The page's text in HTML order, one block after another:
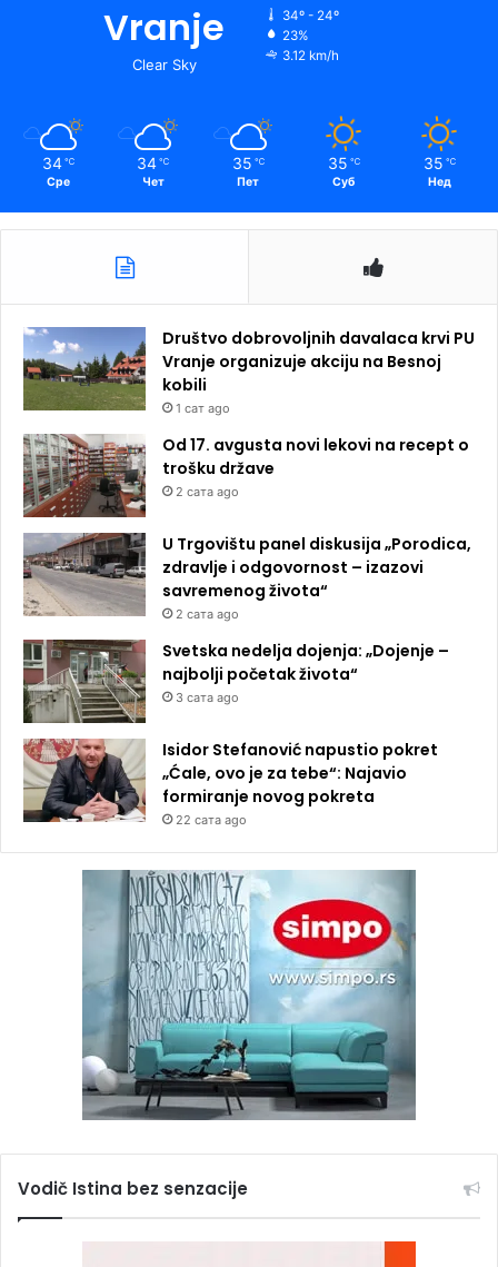
Vranje
Clear Sky
34º - 24º
23%
3.12 km/h
34 ℃
Сре
34 ℃
Чет
35 ℃
Пет
35 ℃
Суб
35 ℃
Нед
Društvo dobrovoljnih davalaca krvi PU
Vranje organizuje akciju na Besnoj
kobili
1 сат ago
Od 17. avgusta novi lekovi na recept o
trošku države
2 сата ago
U Trgovištu panel diskusija „Porodica,
zdravlje i odgovornost – izazovi
savremenog života“
2 сата ago
Svetska nedelja dojenja: „Dojenje –
najbolji početak života“
3 сата ago
Isidor Stefanović napustio pokret
„Ćale, ovo je za tebe“: Najavio
formiranje novog pokreta
22 сата ago
Vodič Istina bez senzacije